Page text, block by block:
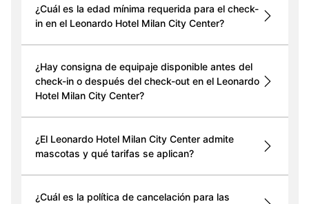
¿Cuál es la edad mínima requerida para el check-
in en el Leonardo Hotel Milan City Center?
¿Hay consigna de equipaje disponible antes del
check-in o después del check-out en el Leonardo
Hotel Milan City Center?
¿El Leonardo Hotel Milan City Center admite
mascotas y qué tarifas se aplican?
¿Cuál es la política de cancelación para las